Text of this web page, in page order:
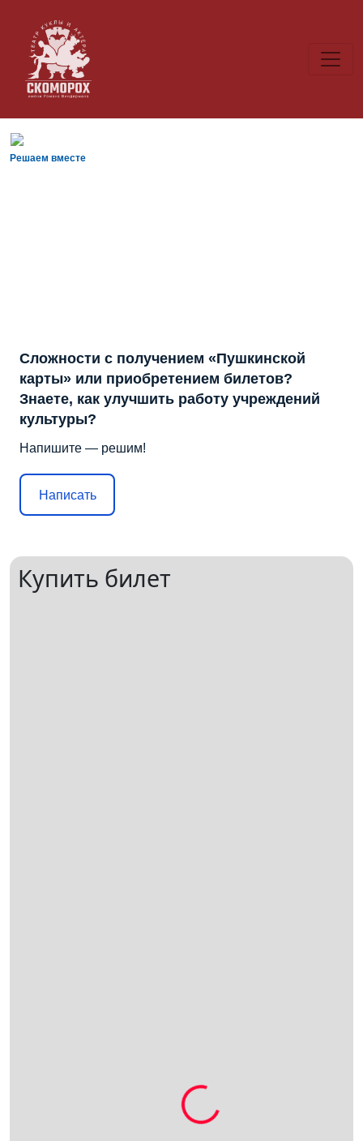
Решаем вместе
Сложности с получением «Пушкинской
карты» или приобретением билетов?
Знаете, как улучшить работу учреждений
культуры?
Напишите — решим!
Написать
Купить билет